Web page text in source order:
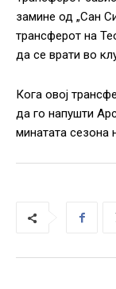
замине од „Сан
трансферот на
да се врати во
Кога овој
да го напушти
минатата сезона